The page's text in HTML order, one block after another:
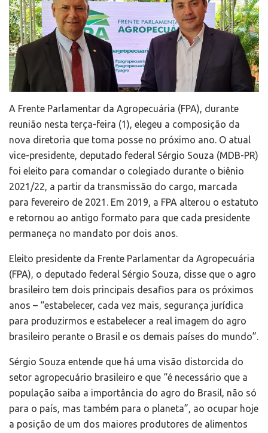
A Frente Parlamentar da Agropecuária (FPA), durante
reunião nesta terça-feira (1), elegeu a composição da
nova diretoria que toma posse no próximo ano. O atual
vice-presidente, deputado federal Sérgio Souza (MDB-PR)
foi eleito para comandar o colegiado durante o biênio
2021/22, a partir da transmissão do cargo, marcada
para fevereiro de 2021. Em 2019, a FPA alterou o estatuto
e retornou ao antigo formato para que cada presidente
permaneça no mandato por dois anos.
Eleito presidente da Frente Parlamentar da Agropecuária
(FPA), o deputado federal Sérgio Souza, disse que o agro
brasileiro tem dois principais desafios para os próximos
anos – “estabelecer, cada vez mais, segurança jurídica
para produzirmos e estabelecer a real imagem do agro
brasileiro perante o Brasil e os demais países do mundo”.
Sérgio Souza entende que há uma visão distorcida do
setor agropecuário brasileiro e que “é necessário que a
população saiba a importância do agro do Brasil, não só
para o país, mas também para o planeta”, ao ocupar hoje
a posição de um dos maiores produtores de alimentos